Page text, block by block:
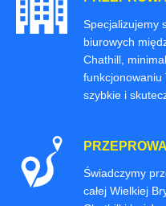
Specjalizujemy
biurowych
Chathill,
funkcjonowaniu
szybkie i
Świadczymy
całej Wielkiej